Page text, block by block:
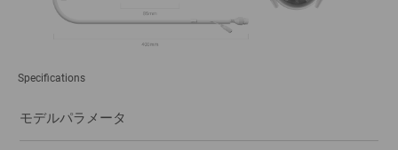
Specifications
モデルパラメータ